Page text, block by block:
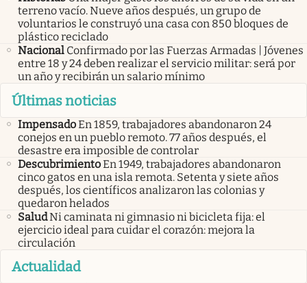
terreno vacío. Nueve años después, un grupo de
voluntarios le construyó una casa con 850 bloques de
plástico reciclado
Nacional Confirmado por las Fuerzas Armadas | Jóvenes
entre 18 y 24 deben realizar el servicio militar: será por
un año y recibirán un salario mínimo
Últimas noticias
ImpensadoEn 1859, trabajadores abandonaron 24
conejos en un pueblo remoto. 77 años después, el
desastre era imposible de controlar
DescubrimientoEn 1949, trabajadores abandonaron
cinco gatos en una isla remota. Setenta y siete años
después, los científicos analizaron las colonias y
quedaron helados
SaludNi caminata ni gimnasio ni bicicleta fija: el
ejercicio ideal para cuidar el corazón: mejora la
circulación
Actualidad